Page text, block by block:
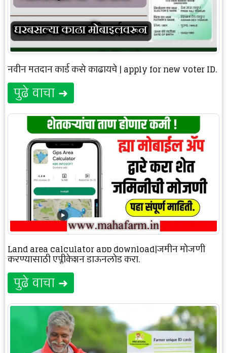
नवीन मतदान कार्ड कसे काढायचे | apply for new voter ID.
पुढे वाचा ➜
Land area calculator app download|जमीन मोजणी
करण्यासाठी एप्लीकेशन डाऊनलोड करा.
पुढे वाचा ➜